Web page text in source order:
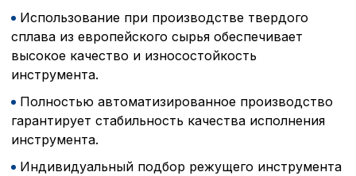
Использование при производстве твердого
сплава из европейского сырья обеспечивает
высокое качество и износостойкость
инструмента.
Полностью автоматизированное производство
гарантирует стабильность качества исполнения
инструмента.
Индивидуальный подбор режущего инструмента